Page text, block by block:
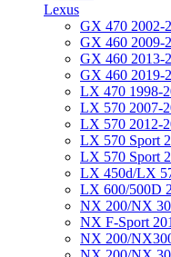
Lexus
GX 470 2002-
GX 460 2009-
GX 460 2013-
GX 460 2019-
LX 470 1998-
LX 570 2007-
LX 570 2012-
LX 570 Sport
LX 570 Sport
LX 450d/LX
LX 600/500D
NX 200/NX
NX F-Sport
NX 200/